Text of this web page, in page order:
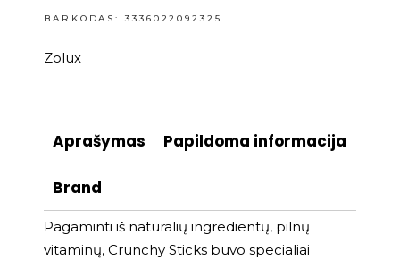
BARKODAS: 3336022092325
Zolux
Aprašymas Papildoma informacija
Brand
Pagaminti iš natūralių ingredientų, pilnų
vitaminų, Crunchy Sticks buvo specialiai